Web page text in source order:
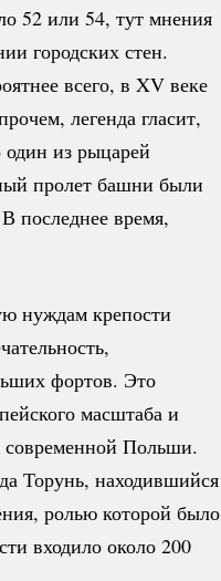
52 или 54, тут мнения
городских стен.
всего, в XV веке
легенда гласит,
из рыцарей
пролет башни были
последнее время,
нуждам крепости
фортов. Это
масштаба и
современной Польши.
Торунь, находившийся
ролью которой было
входило около 200